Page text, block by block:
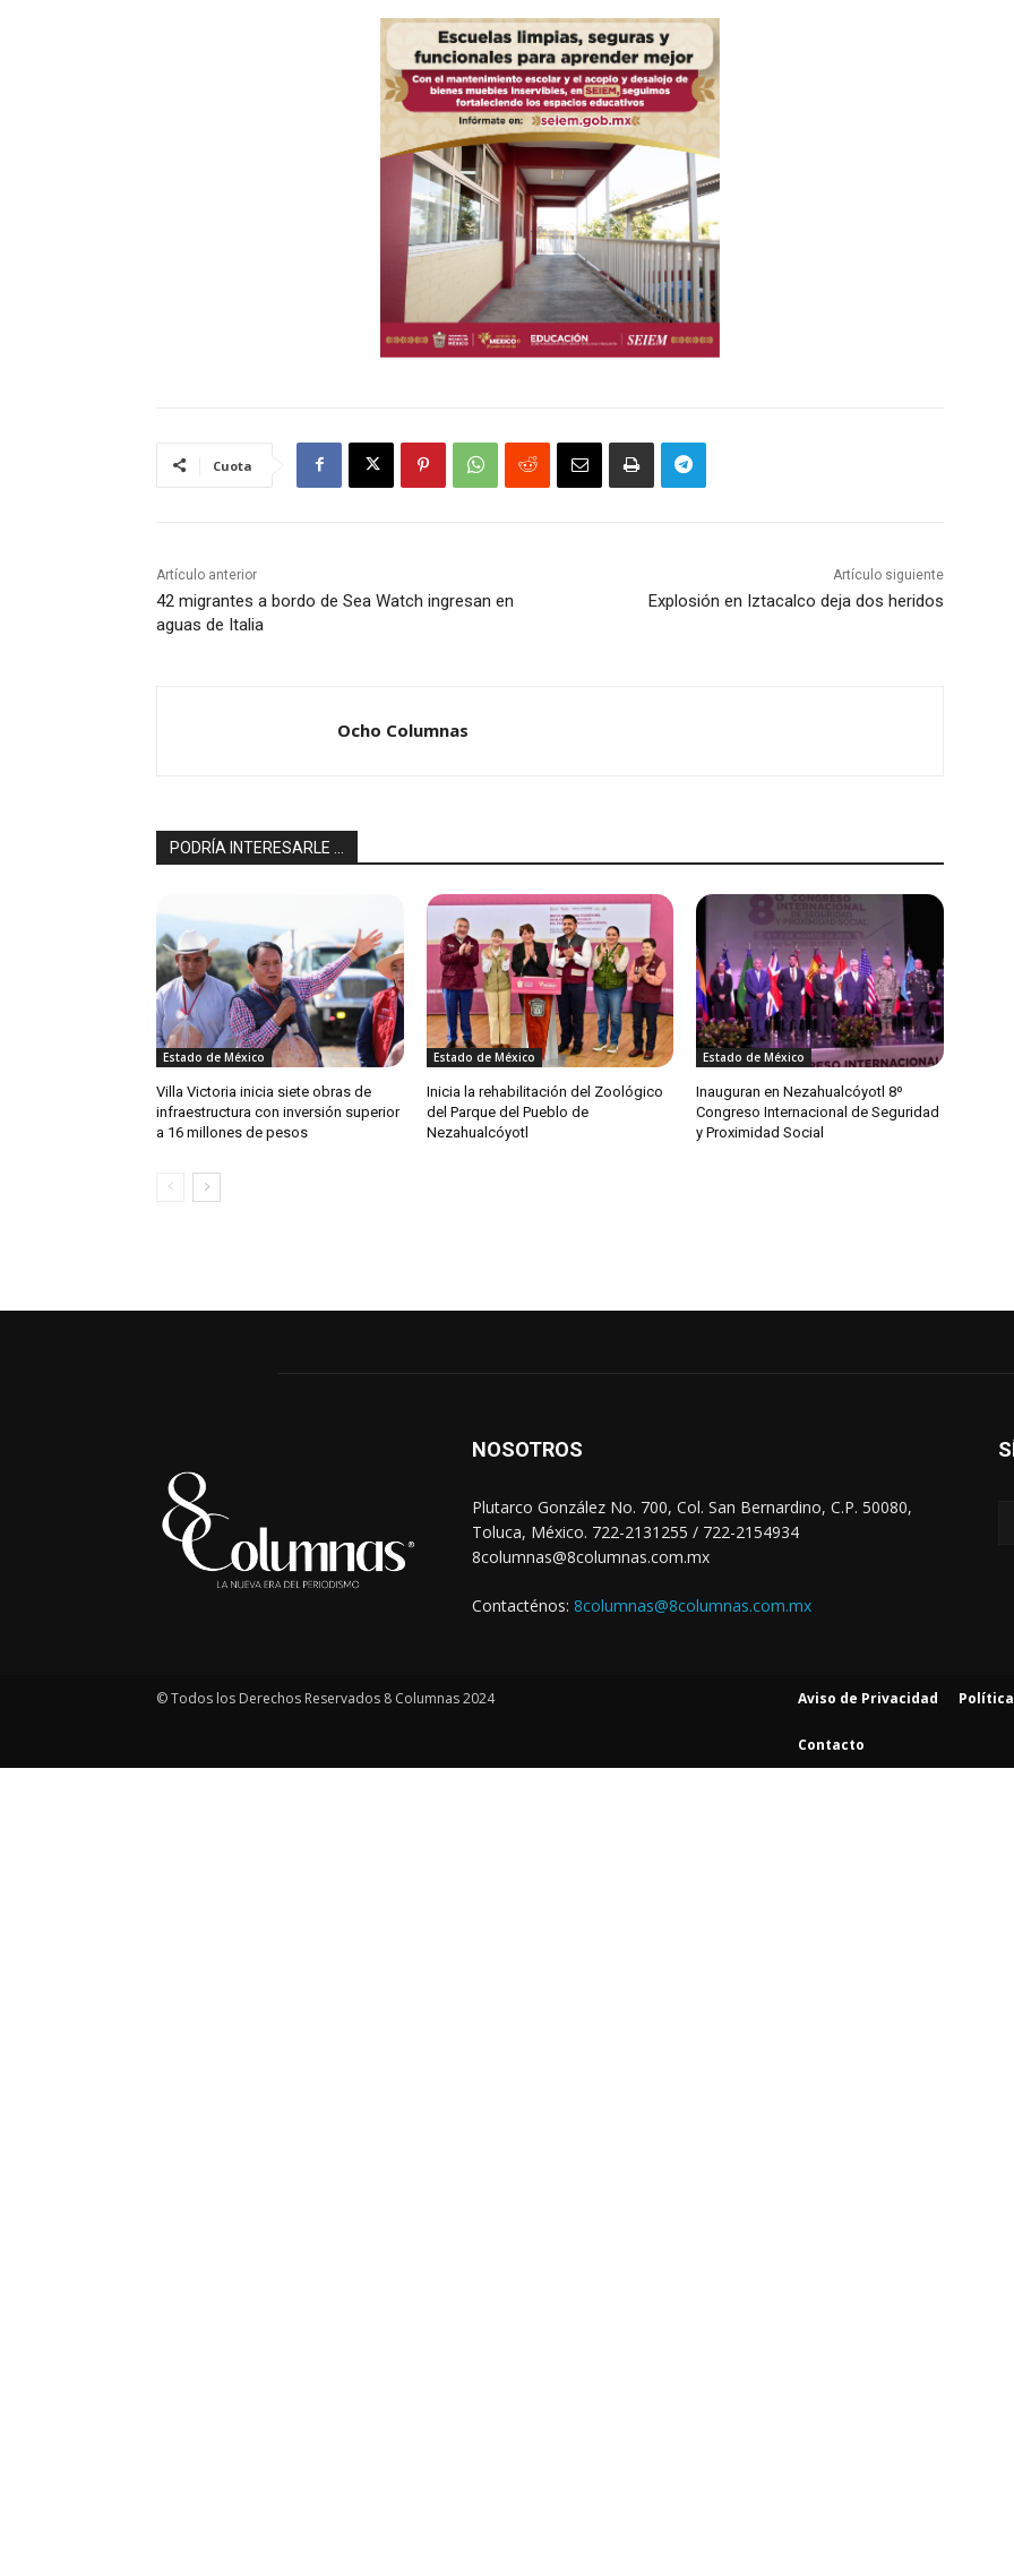
Cuota
Artículo anterior
42 migrantes a bordo de Sea Watch ingresan en
aguas de Italia
Artículo siguiente
Explosión en Iztacalco deja dos heridos
Ocho Columnas
PODRÍA INTERESARLE ...
Estado de México
Villa Victoria inicia siete obras de
infraestructura con inversión superior
a 16 millones de pesos
Estado de México
Inicia la rehabilitación del Zoológico
del Parque del Pueblo de
Nezahualcóyotl
Estado de México
Inauguran en Nezahualcóyotl 8º
Congreso Internacional de Seguridad
y Proximidad Social
NOSOTROS
Plutarco González No. 700, Col. San Bernardino, C.P. 50080,
Toluca, México. 722-2131255 / 722-2154934
8columnas@8columnas.com.mx
Contacténos: 8columnas@8columnas.com.mx
© Todos los Derechos Reservados 8 Columnas 2024 Aviso de Privacidad
Contacto